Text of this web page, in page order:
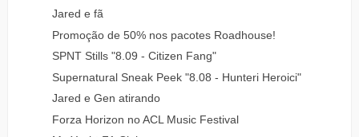
Jared e fã
Promoção de 50% nos pacotes Roadhouse!
SPNT Stills "8.09 - Citizen Fang"
Supernatural Sneak Peek "8.08 - Hunteri Heroici"
Jared e Gen atirando
Forza Horizon no ACL Music Festival